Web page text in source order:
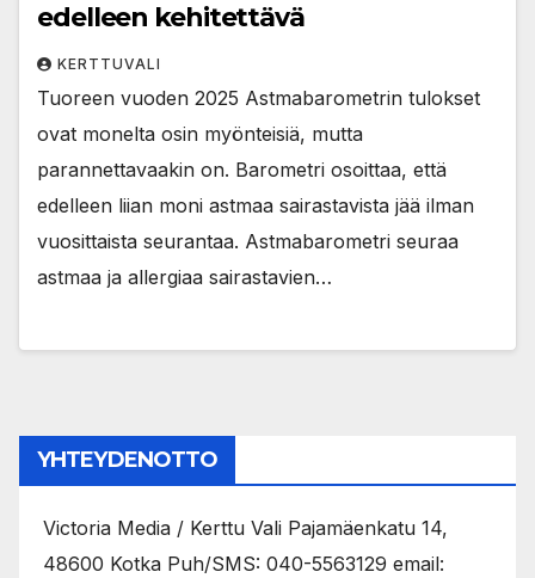
edelleen kehitettävä
KERTTUVALI
Tuoreen vuoden 2025 Astmabarometrin tulokset
ovat monelta osin myönteisiä, mutta
parannettavaakin on. Barometri osoittaa, että
edelleen liian moni astmaa sairastavista jää ilman
vuosittaista seurantaa. Astmabarometri seuraa
astmaa ja allergiaa sairastavien…
YHTEYDENOTTO
Victoria Media / Kerttu Vali Pajamäenkatu 14,
48600 Kotka Puh/SMS: 040-5563129 email: